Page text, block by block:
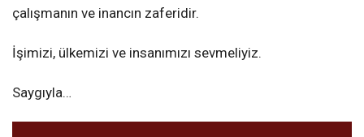
çalışmanın ve inancın zaferidir.
İşimizi, ülkemizi ve insanımızı sevmeliyiz.
Saygıyla…